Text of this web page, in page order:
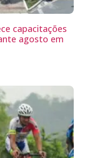
capacitações
agosto em